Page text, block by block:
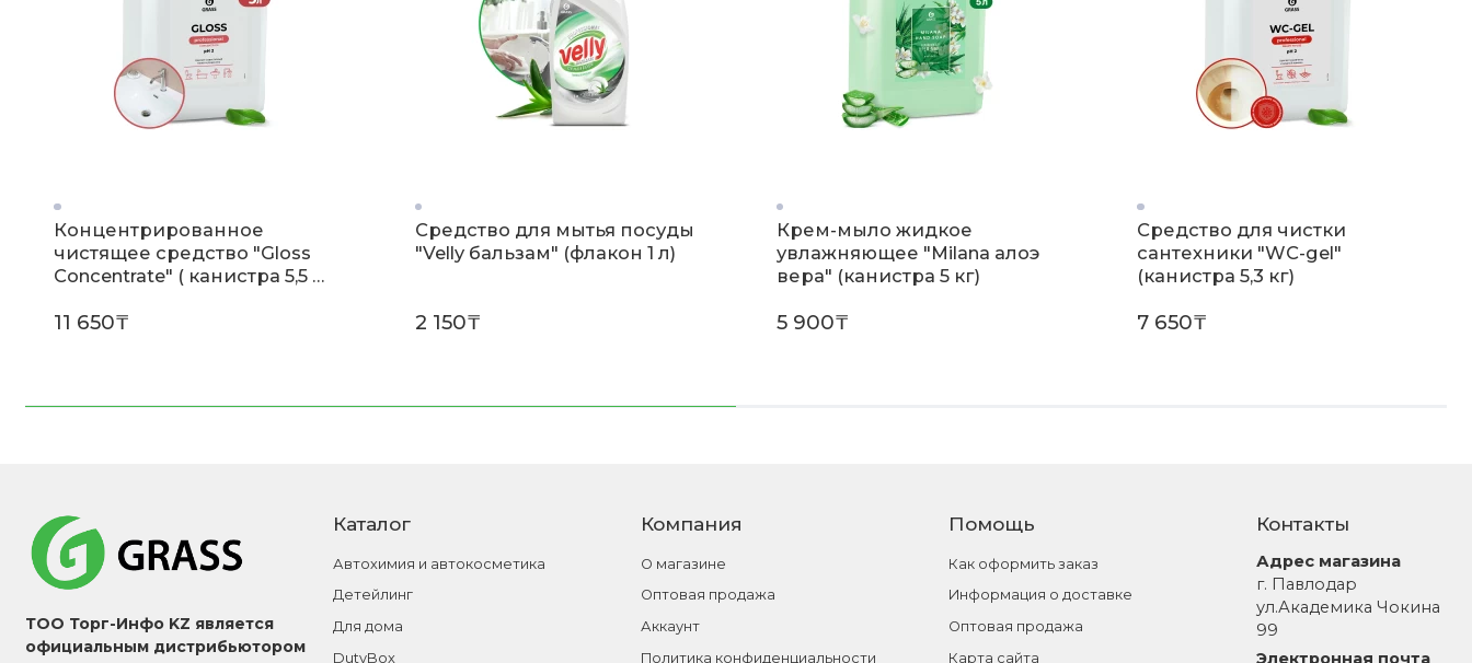
Концентрированное
чистящее средство "Gloss
Concentrate" ( канистра 5,5 кг
11 650₸
Средство для мытья посуды
"Velly бальзам" (флакон 1 л)
2 150₸
Крем-мыло жидкое
увлажняющее "Milana алоэ
вера" (канистра 5 кг)
5 900₸
Средство для чистки
сантехники "WC-gel"
(канистра 5,3 кг)
7 650₸
ТОО Торг-Инфо KZ является
официальным дистрибьютором
Каталог
Автохимия и автокосметика
Детейлинг
Для дома
DutyBox
Компания
О магазине
Оптовая продажа
Аккаунт
Политика конфиденциальности
Помощь
Как оформить заказ
Информация о доставке
Оптовая продажа
Карта сайта
Контакты
Адрес магазина
г. Павлодар
ул.Академика Чокина
99
Электронная почта